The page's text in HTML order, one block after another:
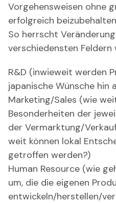
Vorgehensweisen ohne
erfolgreich
So herrscht
verschiedensten Feldern
R&D (inwieweit werden
japanische Wünsche
Marketing/Sales (wie
Besonderheiten der
der Vermarktung/
weit können lokal
getroffen werden?)
Human Resource (wie
um, die die eigenen
entwickeln/herstellen/